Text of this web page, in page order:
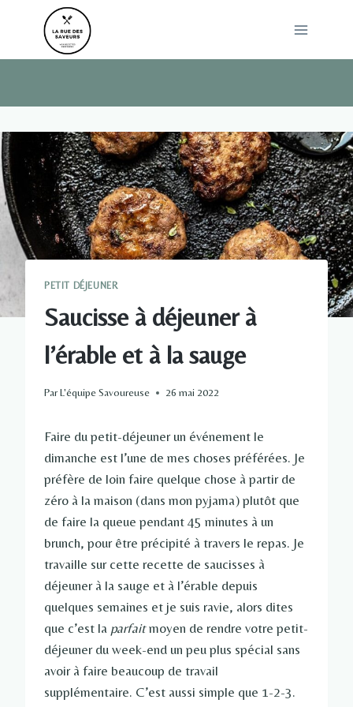
PETIT DÉJEUNER
Saucisse à déjeuner à
l’érable et à la sauge
ParL'équipe Savoureuse 26 mai 2022
Faire du petit-déjeuner un événement le
dimanche est l’une de mes choses préférées. Je
préfère de loin faire quelque chose à partir de
zéro à la maison (dans mon pyjama) plutôt que
de faire la queue pendant 45 minutes à un
brunch, pour être précipité à travers le repas. Je
travaille sur cette recette de saucisses à
déjeuner à la sauge et à l’érable depuis
quelques semaines et je suis ravie, alors dites
que c’est la parfaitmoyen de rendre votre petit-
déjeuner du week-end un peu plus spécial sans
avoir à faire beaucoup de travail
supplémentaire. C’est aussi simple que 1-2-3.